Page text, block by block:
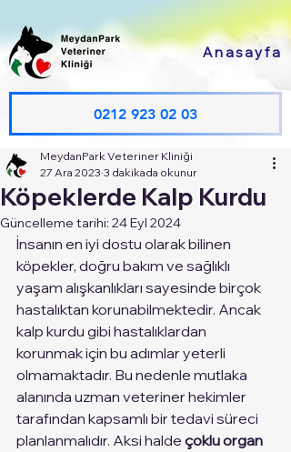
Anasayfa
0212 923 02 03
Köpeklerde Kalp Kurdu
MeydanPark Veteriner Kliniği
27 Ara 2023 3 dakikada okunur
Güncelleme tarihi: 24 Eyl 2024
İnsanın en iyi dostu olarak bilinen
köpekler, doğru bakım ve sağlıklı
yaşam alışkanlıkları sayesinde birçok
hastalıktan korunabilmektedir. Ancak
kalp kurdu gibi hastalıklardan
korunmak için bu adımlar yeterli
olmamaktadır. Bu nedenle mutlaka
alanında uzman veteriner hekimler
tarafından kapsamlı bir tedavi süreci
planlanmalıdır. Aksi halde çoklu organ